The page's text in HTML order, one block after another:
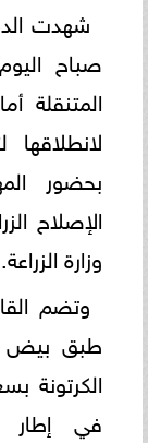
شهدت
صباح
المتنقلة
بحضور
الإصلاح
وزارة الزراعة.
طبق بيض
في إطار